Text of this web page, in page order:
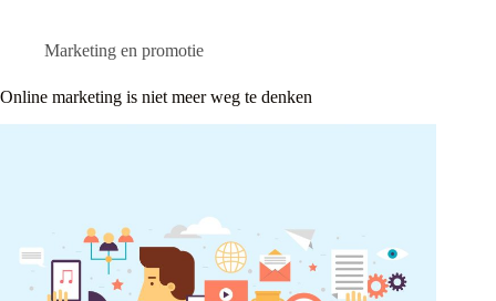
Marketing en promotie
Online marketing is niet meer weg te denken